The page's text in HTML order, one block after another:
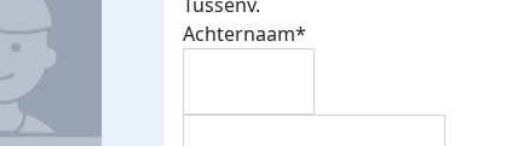
Achternaam*